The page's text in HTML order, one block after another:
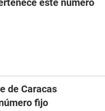
este número
de Caracas
fijo